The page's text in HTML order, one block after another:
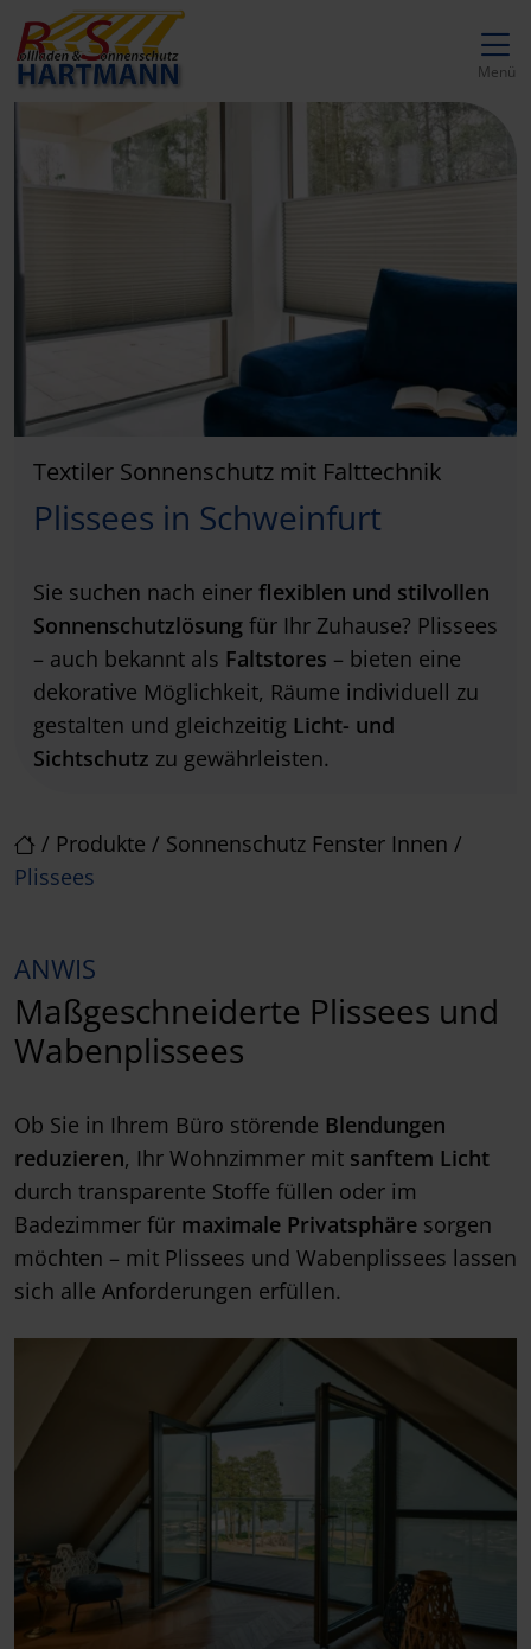
zur Top-Navigation
zur Hauptnavigation
Inhalt springen
zum Footer
Hauptnavigation
Menü
/ Produkte / Sonnenschutz Fenster Innen /
Plissees
Textiler Sonnenschutz mit Falttechnik
Plissees in Schweinfurt
Sie suchen nach einer flexiblen und stilvollen
Sonnenschutzlösung für Ihr Zuhause? Plissees
– auch bekannt als Faltstores – bieten eine
dekorative Möglichkeit, Räume individuell zu
gestalten und gleichzeitig Licht- und
Sichtschutz zu gewährleisten.
ANWIS
Maßgeschneiderte Plissees und
Wabenplissees
Ob Sie in Ihrem Büro störende Blendungen
reduzieren, Ihr Wohnzimmer mit sanftem Licht
durch transparente Stoffe füllen oder im
Badezimmer für maximale Privatsphäre sorgen
möchten – mit Plissees und Wabenplissees lassen
sich alle Anforderungen erfüllen.